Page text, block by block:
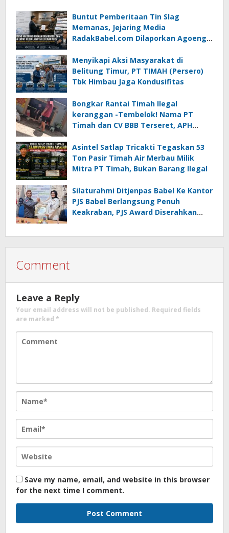
Buntut Pemberitaan Tin Slag
Memanas, Jejaring Media
RadakBabel.com Dilaporkan Agoeng
Menyikapi Aksi Masyarakat di
Belitung Timur, PT TIMAH (Persero)
Tbk Himbau Jaga Kondusifitas
Bongkar Rantai Timah Ilegal
keranggan -Tembelok! Nama PT
Timah dan CV BBB Terseret, APH
Asintel Satlap Tricakti Tegaskan 53
Ton Pasir Timah Air Merbau Milik
Mitra PT Timah, Bukan Barang Ilegal
Silaturahmi Ditjenpas Babel Ke Kantor
PJS Babel Berlangsung Penuh
Keakraban, PJS Award Diserahkan
Comment
Leave a Reply
Your email address will not be published. Required fields
are marked *
Save my name, email, and website in this browser
for the next time I comment.